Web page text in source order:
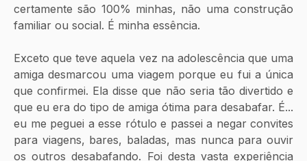
certamente são 100% minhas, não uma construção
familiar ou social. É minha essência.
Exceto que teve aquela vez na adolescência que uma
amiga desmarcou uma viagem porque eu fui a única
que confirmei. Ela disse que não seria tão divertido e
que eu era do tipo de amiga ótima para desabafar. É...
eu me peguei a esse rótulo e passei a negar convites
para viagens, bares, baladas, mas nunca para ouvir
os outros desabafando. Foi desta vasta experiência